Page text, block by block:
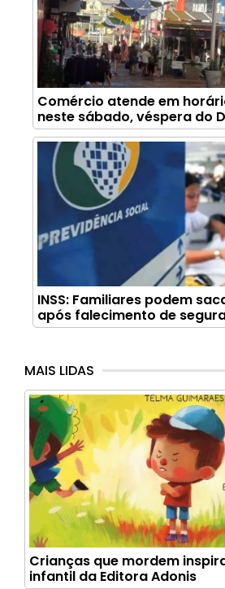
Comércio atende em
neste sábado, véspera do
INSS: Familiares podem
após falecimento de
MAIS LIDAS
Crianças que mordem
infantil da Editora Adonis